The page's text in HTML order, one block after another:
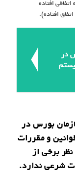
افتاده
افتاده).
در
بورس در
و مقررات
برخی از
شرعی ندارد.